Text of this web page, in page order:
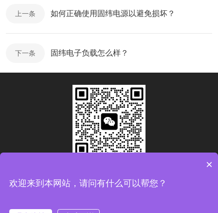
×
欢迎来到本网站，请问有什么可以帮您？
上一条 如何正确使用固纬电源以避免损坏？
下一条 固纬电子负载怎么样？